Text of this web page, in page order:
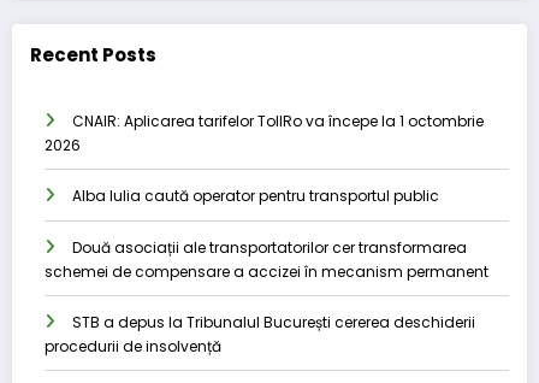
Recent Posts
CNAIR: Aplicarea tarifelor TollRo va începe la 1 octombrie
2026
Alba Iulia caută operator pentru transportul public
Două asociații ale transportatorilor cer transformarea
schemei de compensare a accizei în mecanism permanent
STB a depus la Tribunalul București cererea deschiderii
procedurii de insolvență